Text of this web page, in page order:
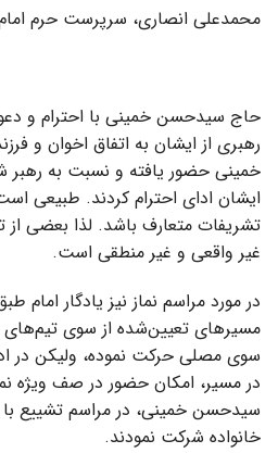
محمدعلی انصاری، سرپرست حرم
حاج سیدحسن خمینی با احترام و
رهبری از ایشان به اتفاق اخوان و
خمینی حضور یافته و نسبت به رهبر
ایشان ادای احترام کردند. طبیعی
تشریفات متعارف باشد. لذا بعضی از
غیر واقعی و غیر منطقی است.
در مورد مراسم نماز نیز یادگار امام
مسیرهای تعیین‌شده از سوی
سوی مصلی حرکت نموده، ولیکن در
در مسیر، امکان حضور در صف ویژه
سیدحسن خمینی، در مراسم تشییع با
خانواده شرکت نمودند.